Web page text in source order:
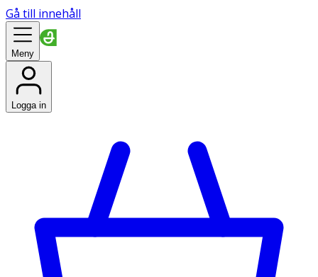
Gå till innehåll
Meny
Logga in